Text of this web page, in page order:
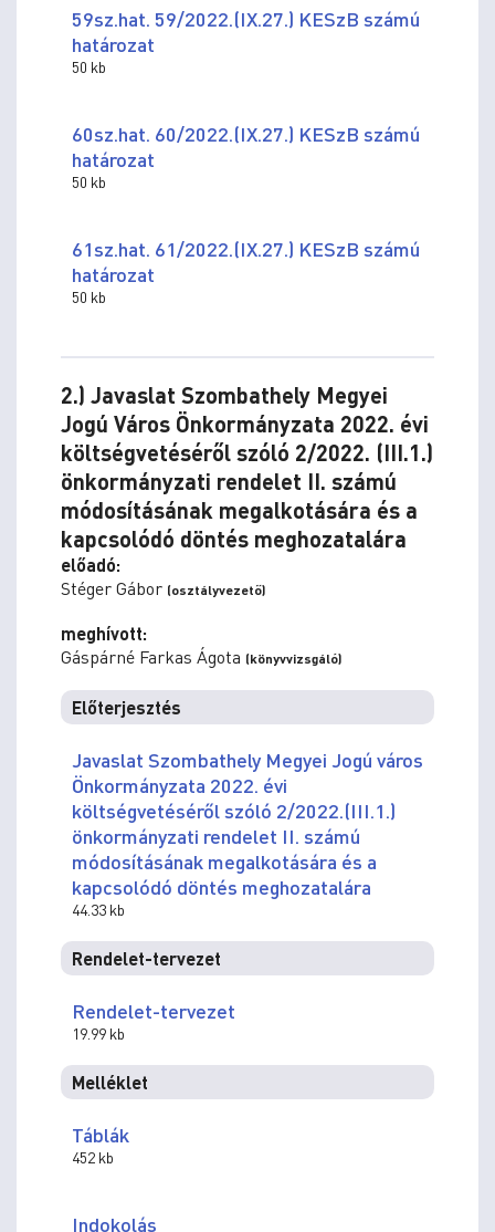
59sz.hat. 59/2022.(IX.27.) KESzB számú
határozat
50 kb
60sz.hat. 60/2022.(IX.27.) KESzB számú
határozat
50 kb
61sz.hat. 61/2022.(IX.27.) KESzB számú
határozat
50 kb
2.) Javaslat Szombathely Megyei
Jogú Város Önkormányzata 2022. évi
költségvetéséről szóló 2/2022. (III.1.)
önkormányzati rendelet II. számú
módosításának megalkotására és a
kapcsolódó döntés meghozatalára
előadó:
Stéger Gábor (osztályvezető)
meghívott:
Gáspárné Farkas Ágota (könyvvizsgáló)
Előterjesztés
Javaslat Szombathely Megyei Jogú város
Önkormányzata 2022. évi
költségvetéséről szóló 2/2022.(III.1.)
önkormányzati rendelet II. számú
módosításának megalkotására és a
kapcsolódó döntés meghozatalára
44.33 kb
Rendelet-tervezet
Rendelet-tervezet
19.99 kb
Melléklet
Táblák
452 kb
Indokolás